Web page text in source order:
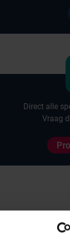
Direct alle
Vraag
Hammerlit